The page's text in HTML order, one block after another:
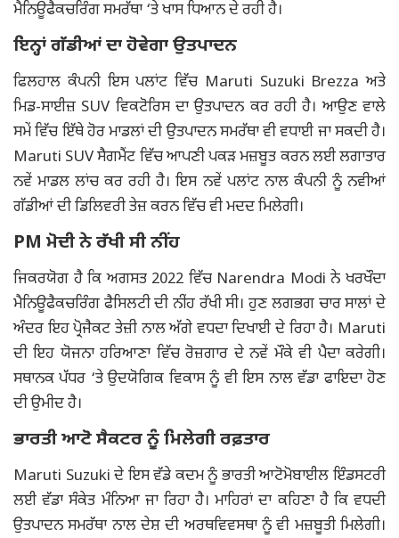
ਮੈਨਿਊਫੈਕਚਰਿੰਗ ਸਮਰੱਥਾ ‘ਤੇ ਖਾਸ ਧਿਆਨ ਦੇ ਰਹੀ ਹੈ।
ਇਨ੍ਹਾਂ ਗੱਡੀਆਂ ਦਾ ਹੋਵੇਗਾ ਉਤਪਾਦਨ
ਫਿਲਹਾਲ ਕੰਪਨੀ ਇਸ ਪਲਾਂਟ ਵਿੱਚ Maruti Suzuki Brezza ਅਤੇ
ਮਿਡ-ਸਾਈਜ਼ SUV ਵਿਕਟੋਰਿਸ ਦਾ ਉਤਪਾਦਨ ਕਰ ਰਹੀ ਹੈ। ਆਉਣ ਵਾਲੇ
ਸਮੇਂ ਵਿੱਚ ਇੱਥੇ ਹੋਰ ਮਾਡਲਾਂ ਦੀ ਉਤਪਾਦਨ ਸਮਰੱਥਾ ਵੀ ਵਧਾਈ ਜਾ ਸਕਦੀ ਹੈ।
Maruti SUV ਸੈਗਮੈਂਟ ਵਿੱਚ ਆਪਣੀ ਪਕੜ ਮਜ਼ਬੂਤ ਕਰਨ ਲਈ ਲਗਾਤਾਰ
ਨਵੇਂ ਮਾਡਲ ਲਾਂਚ ਕਰ ਰਹੀ ਹੈ। ਇਸ ਨਵੇਂ ਪਲਾਂਟ ਨਾਲ ਕੰਪਨੀ ਨੂੰ ਨਵੀਆਂ
ਗੱਡੀਆਂ ਦੀ ਡਿਲਿਵਰੀ ਤੇਜ਼ ਕਰਨ ਵਿੱਚ ਵੀ ਮਦਦ ਮਿਲੇਗੀ।
PM ਮੋਦੀ ਨੇ ਰੱਖੀ ਸੀ ਨੀਂਹ
ਜਿਕਰਯੋਗ ਹੈ ਕਿ ਅਗਸਤ 2022 ਵਿੱਚ Narendra Modi ਨੇ ਖਰਖੌਦਾ
ਮੈਨਿਊਫੈਕਚਰਿੰਗ ਫੈਸਿਲਟੀ ਦੀ ਨੀਂਹ ਰੱਖੀ ਸੀ। ਹੁਣ ਲਗਭਗ ਚਾਰ ਸਾਲਾਂ ਦੇ
ਅੰਦਰ ਇਹ ਪ੍ਰੋਜੈਕਟ ਤੇਜ਼ੀ ਨਾਲ ਅੱਗੇ ਵਧਦਾ ਦਿਖਾਈ ਦੇ ਰਿਹਾ ਹੈ। Maruti
ਦੀ ਇਹ ਯੋਜਨਾ ਹਰਿਆਣਾ ਵਿੱਚ ਰੋਜ਼ਗਾਰ ਦੇ ਨਵੇਂ ਮੌਕੇ ਵੀ ਪੈਦਾ ਕਰੇਗੀ।
ਸਥਾਨਕ ਪੱਧਰ ‘ਤੇ ਉਦਯੋਗਿਕ ਵਿਕਾਸ ਨੂੰ ਵੀ ਇਸ ਨਾਲ ਵੱਡਾ ਫਾਇਦਾ ਹੋਣ
ਦੀ ਉਮੀਦ ਹੈ।
ਭਾਰਤੀ ਆਟੋ ਸੈਕਟਰ ਨੂੰ ਮਿਲੇਗੀ ਰਫ਼ਤਾਰ
Maruti Suzuki ਦੇ ਇਸ ਵੱਡੇ ਕਦਮ ਨੂੰ ਭਾਰਤੀ ਆਟੋਮੋਬਾਈਲ ਇੰਡਸਟਰੀ
ਲਈ ਵੱਡਾ ਸੰਕੇਤ ਮੰਨਿਆ ਜਾ ਰਿਹਾ ਹੈ। ਮਾਹਿਰਾਂ ਦਾ ਕਹਿਣਾ ਹੈ ਕਿ ਵਧਦੀ
ਉਤਪਾਦਨ ਸਮਰੱਥਾ ਨਾਲ ਦੇਸ਼ ਦੀ ਅਰਥਵਿਵਸਥਾ ਨੂੰ ਵੀ ਮਜ਼ਬੂਤੀ ਮਿਲੇਗੀ।